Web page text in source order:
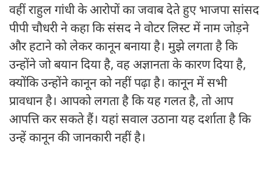
वहीं राहुल गांधी के आरोपों का जवाब देते हुए भाजपा सांसद
पीपी चौधरी ने कहा कि संसद ने वोटर लिस्ट में नाम जोड़ने
और हटाने को लेकर कानून बनाया है। मुझे लगता है कि
उन्होंने जो बयान दिया है, वह अज्ञानता के कारण दिया है,
क्योंकि उन्होंने कानून को नहीं पढ़ा है। कानून में सभी
प्रावधान है। आपको लगता है कि यह गलत है, तो आप
आपत्ति कर सकते हैं। यहां सवाल उठाना यह दर्शाता है कि
उन्हें कानून की जानकारी नहीं है।